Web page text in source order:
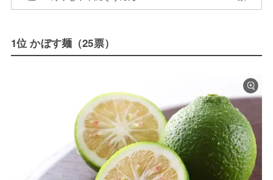
1位 かぼす麺（25票）